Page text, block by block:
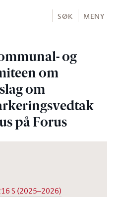
SØK MENY
og
om
om
på Forus
S (2025–2026)